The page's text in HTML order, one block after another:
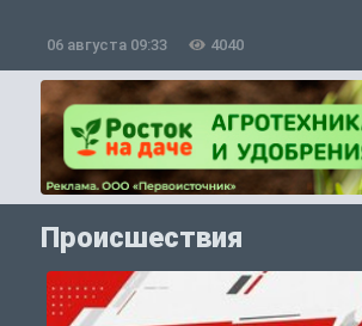
06 августа 09:33 4040
Происшествия